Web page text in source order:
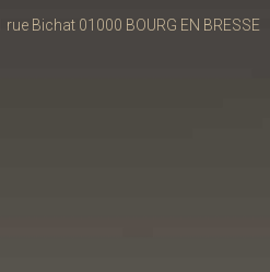
Bichat 01000 BOURG EN BRESSE